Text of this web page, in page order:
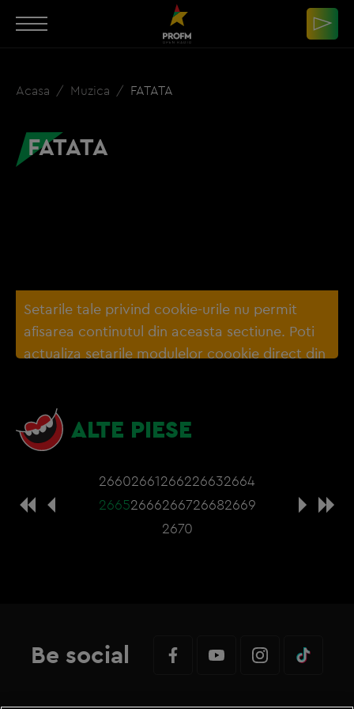
Acasa Muzica FATATA
FATATA
Setarile tale privind cookie-urile nu permit
afisarea continutul din aceasta sectiune. Poti
actualiza setarile modulelor coookie direct din
ALTE PIESE
26602661266226632664
26652666266726682669
2670
Be social